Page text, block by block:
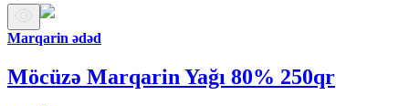
Marqarin ədəd
Möcüzə Marqarin Yağı 80% 250qr